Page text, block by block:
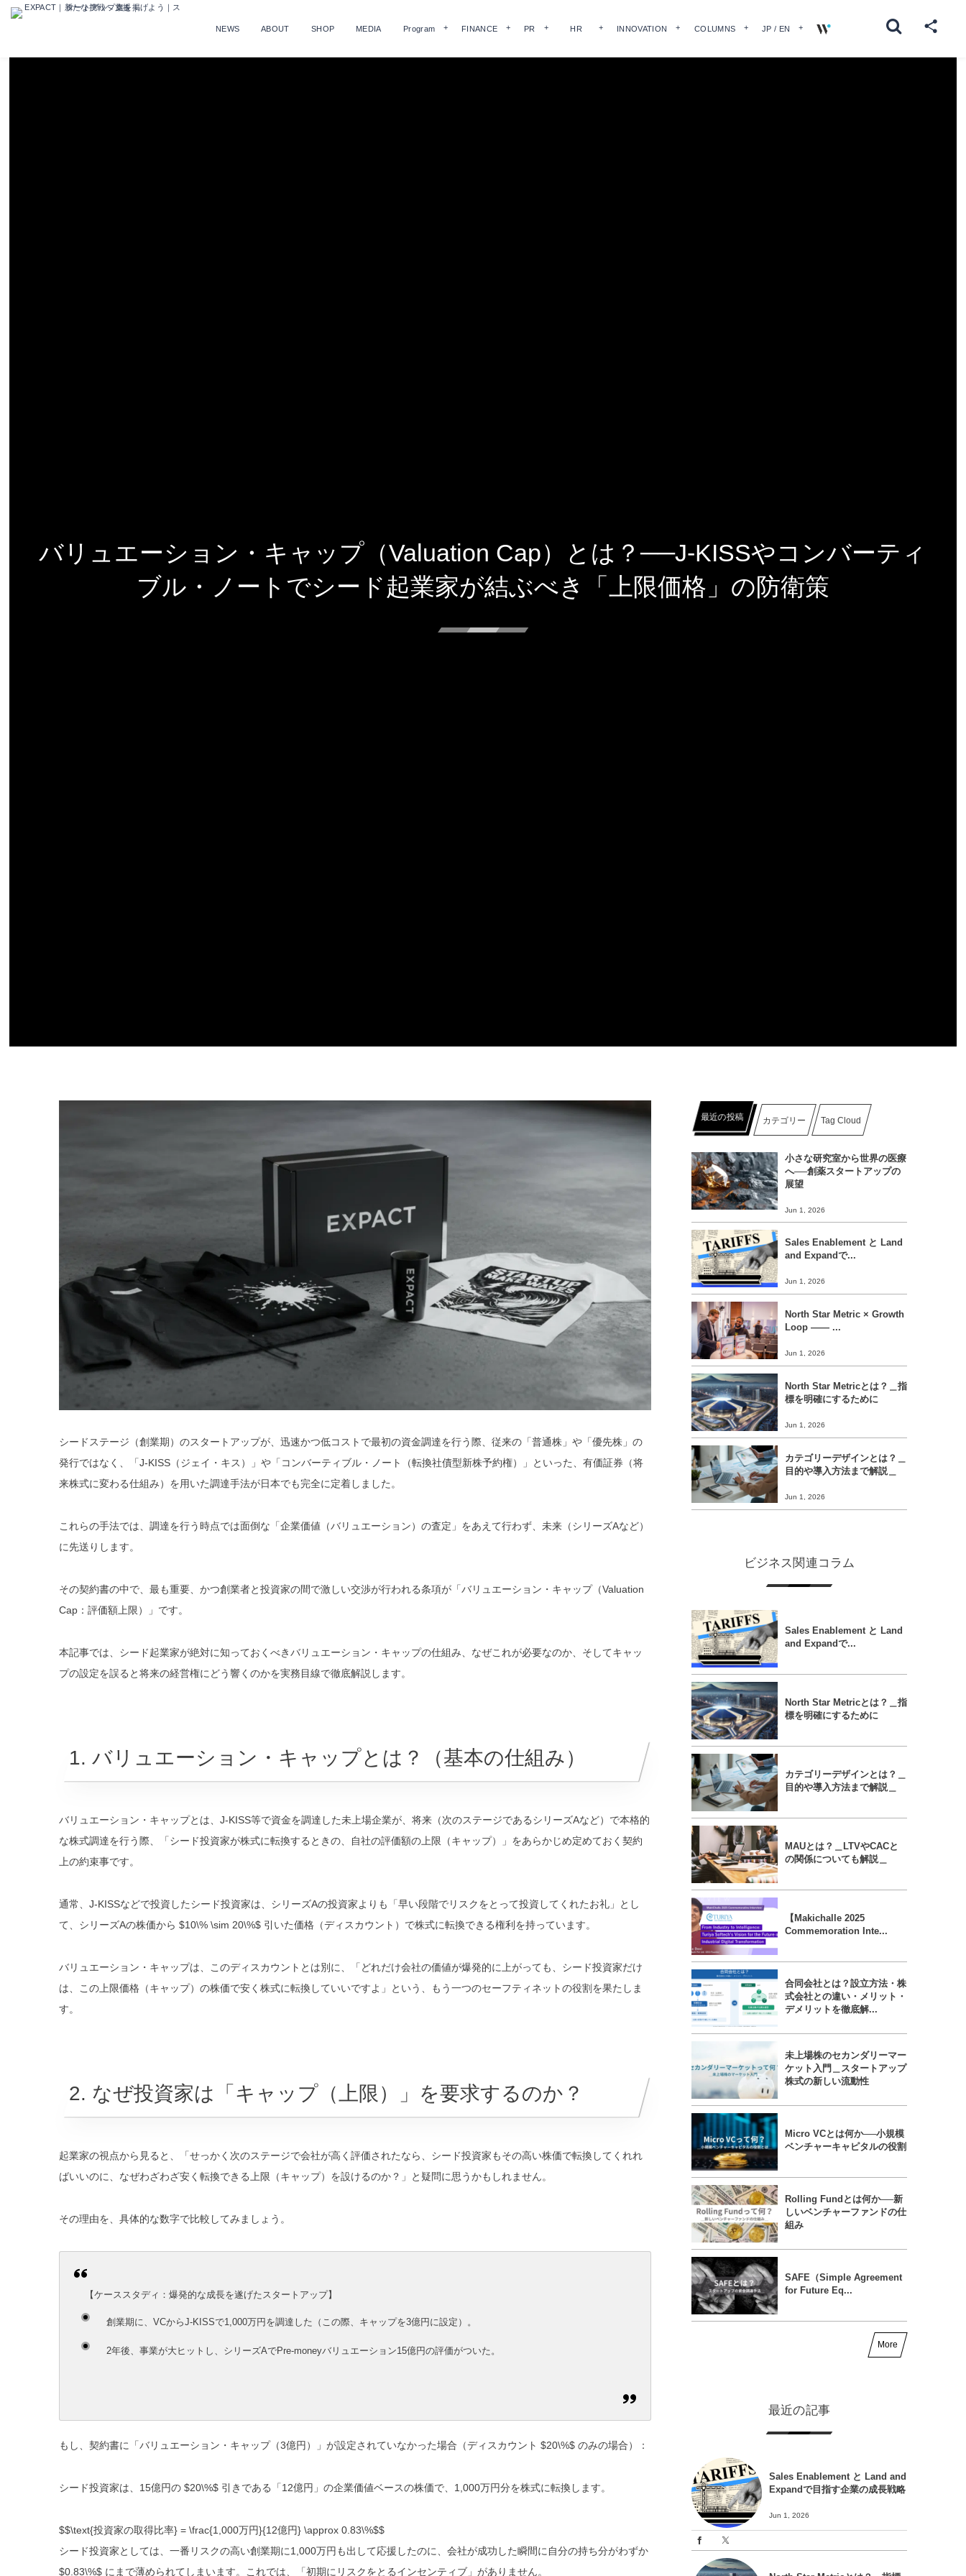
NEWS ABOUT SHOP MEDIA Program FINANCE PR HR INNOVATION COLUMNS JP / EN
バリュエーション・キャップ（Valuation Cap）とは？──J-KISSやコンバーティ
ブル・ノートでシード起業家が結ぶべき「上限価格」の防衛策
シードステージ（創業期）のスタートアップが、迅速かつ低コストで最初の資金調達を行う際、従来の「普通株」や「優先株」の
発行ではなく、「J-KISS（ジェイ・キス）」 や 「コンバーティブル・ノート（転換社債型新株予約権）」といった、有価証券（将
来株式に変わる仕組み）を用いた調達手法が日本でも完全に定着しました。
これらの手法では、調達を行う時点では面倒な「企業価値（バリュエーション）の査定」をあえて行わず、未来（シリーズAなど）
に先送りします。
その契約書の中で、最も重要、かつ創業者と投資家の間で激しい交渉が行われる条項が「バリュエーション・キャップ（Valuation
Cap：評価額上限）」です。
本記事では、シード起業家が絶対に知っておくべきバリュエーション・キャップの仕組み、なぜこれが必要なのか、そしてキャッ
プの設定を誤ると将来の経営権にどう響くのかを実務目線で徹底解説します。
1. バリュエーション・キャップとは？（基本の仕組み）
バリュエーション・キャップとは、J-KISS等で資金を調達した未上場企業が、将来（次のステージであるシリーズAなど）で本格的
な株式調達を行う際、「シード投資家が株式に転換するときの、自社の評価額の上限（キャップ）」をあらかじめ定めておく契約
上の約束事です。
通常、J-KISSなどで投資したシード投資家は、シリーズAの投資家よりも「早い段階でリスクをとって投資してくれたお礼」とし
て、シリーズAの株価から $10\% \sim 20\%$ 引いた価格（ディスカウント）で株式に転換できる権利を持っています。
バリュエーション・キャップは、このディスカウントとは別に、「どれだけ会社の価値が爆発的に上がっても、シード投資家だけ
は、この上限価格（キャップ）の株価で安く株式に転換していいですよ」という、もう一つのセーフティネットの役割を果たしま
す。
2. なぜ投資家は「キャップ（上限）」を要求するのか？
起業家の視点から見ると、「せっかく次のステージで会社が高く評価されたなら、シード投資家もその高い株価で転換してくれれ
ばいいのに、なぜわざわざ安く転換できる上限（キャップ）を設けるのか？」と疑問に思うかもしれません。
その理由を、具体的な数字で比較してみましょう。
【ケーススタディ：爆発的な成長を遂げたスタートアップ】
創業期に、VCからJ-KISSで1,000万円 を調達した（この際、 キャップを3億円 に設定）。
2年後、事業が大ヒットし、シリーズAでPre-moneyバリュエーション15億円の評価がついた。
もし、契約書に「バリュエーション・キャップ（3億円）」が設定されていなかった場合（ディスカウント $20\%$ のみの場合）：
シード投資家は、15億円の $20\%$ 引きである「12億円」の企業価値ベースの株価で、1,000万円分を株式に転換します。
$$\text{投資家の取得比率} = \frac{1,000万円}{12億円} \approx 0.83\%$$
シード投資家としては、一番リスクの高い創業期に1,000万円も出して応援したのに、会社が成功した瞬間に自分の持ち分がわずか
$0.83\%$ にまで薄められてしまいます。これでは、「初期にリスクをとるインセンティブ」がありません。
最近の投稿 カテゴリー Tag Cloud
小さな研究室から世界の医療
へ──創薬スタートアップの
展望
Jun 1, 2026
Sales Enablement と Land
and Expandで...
Jun 1, 2026
North Star Metric × Growth
Loop ―― ...
Jun 1, 2026
North Star Metricとは？＿指
標を明確にするために
Jun 1, 2026
カテゴリーデザインとは？＿
目的や導入方法まで解説＿
Jun 1, 2026
ビジネス関連コラム
Sales Enablement と Land
and Expandで...
North Star Metricとは？＿指
標を明確にするために
カテゴリーデザインとは？＿
目的や導入方法まで解説＿
MAUとは？＿LTVやCACと
の関係についても解説＿
【Makichalle 2025
Commemoration Inte...
合同会社とは？設立方法・株
式会社との違い・メリット・
デメリットを徹底解...
未上場株のセカンダリーマー
ケット入門＿スタートアップ
株式の新しい流動性
Micro VCとは何か──小規模
ベンチャーキャピタルの役割
Rolling Fundとは何か──新
しいベンチャーファンドの仕
組み
SAFE（Simple Agreement
for Future Eq...
More
最近の記事
Sales Enablement と Land and
Expandで目指す企業の成長戦略
Jun 1, 2026